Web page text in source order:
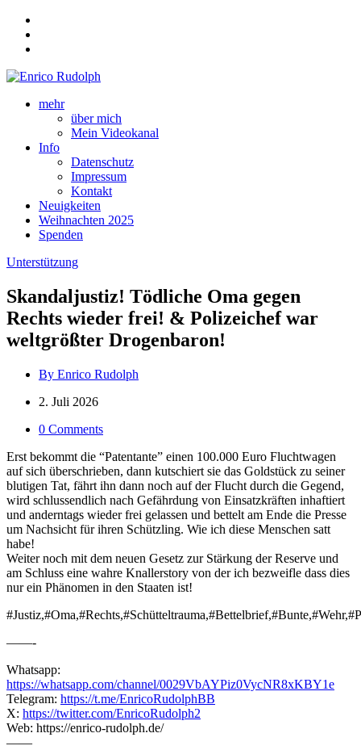
mehr
über mich
Mein Videokanal
Info
Datenschutz
Impressum
Kontakt
Neuigkeiten
Weihnachten 2025
Spenden
Unterstützung
Skandaljustiz! Tödliche Oma gegen
Rechts wieder frei! & Polizeichef war
weltgrößter Drogenbaron!
By Enrico Rudolph
2. Juli 2026
0 Comments
Erst bekommt die “Patentante” einen 100.000 Euro Fluchtwagen
auf sich überschrieben, dann kutschiert sie das Goldstück zu seiner
blutigen Tat, fährt ihn dann noch auf der Flucht durch die Gegend,
wird schlussendlich nach Gefährdung von Einsatzkräften inhaftiert
und anderntags wieder frei gelassen und bettelt am Ende die Presse
um Nachsicht für ihren Schützling. Wie ich diese Menschen satt
habe!
Weiter noch mit dem neuen Gesetz zur Stärkung der Reserve und
am Schluss eine wahre Knallerstory von der ich bezweifle dass dies
nur ein Phänomen in den Staaten ist!
——-
Whatsapp:
https://whatsapp.com/channel/0029VbAYPiz0VycNR8xKBY1e
Telegram: https://t.me/EnricoRudolphBB
X: https://twitter.com/EnricoRudolph2
Web: https://enrico-rudolph.de/
——